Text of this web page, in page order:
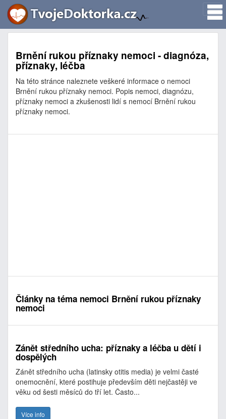
Brnění rukou příznaky nemoci - diagnóza,
příznaky, léčba
Na této stránce naleznete veškeré informace o nemoci
Brnění rukou příznaky nemoci. Popis nemoci, diagnózu,
příznaky nemoci a zkušenosti lidí s nemocí Brnění rukou
příznaky nemoci.
Články na téma nemoci Brnění rukou příznaky
nemoci
Zánět středního ucha: příznaky a léčba u dětí i
dospělých
Zánět středního ucha (latinsky otitis media) je velmi časté
onemocnění, které postihuje především děti nejčastěji ve
věku od šesti měsíců do tří let. Často...
Více info